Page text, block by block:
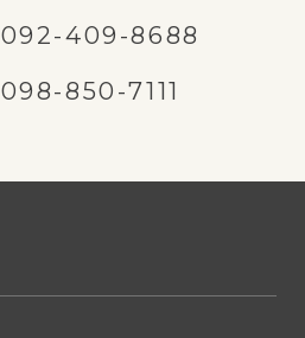
092-409-8688
098-850-7111